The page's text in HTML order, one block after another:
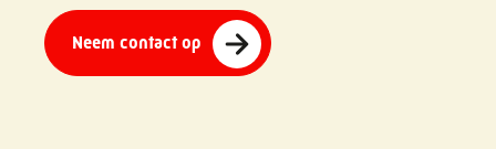
Neem contact op